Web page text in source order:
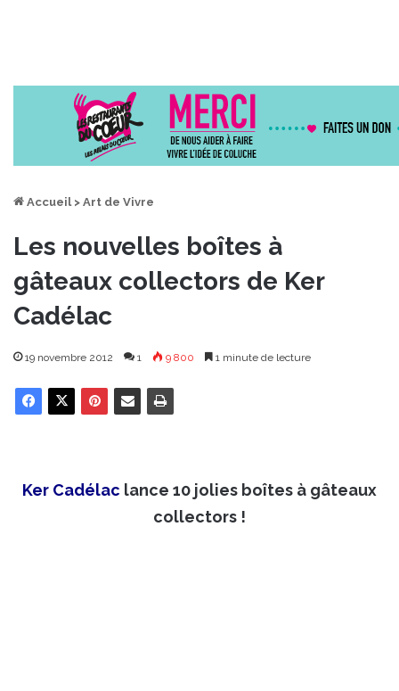
Accueil > Art de Vivre
Les nouvelles boîtes à
gâteaux collectors de Ker
Cadélac
19 novembre 2012 1 9 800 1 minute de lecture
Ker Cadélac lance 10 jolies boîtes à gâteaux
collectors !